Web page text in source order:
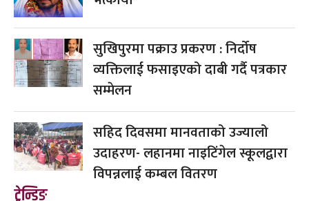
सुखिपुरमा पक्राउ प्रकरण : निर्दोष
व्यक्तिलाई फसाइएको दाबी गर्दै पत्रकार
सम्मेलन
सहिद दिवसमा मानवताको उज्यालो
उदाहरण- लहानमा नाइटिंगेल स्कूलद्वारा
विपन्नलाई कम्बल वितरण
ट्रेन्डिङ